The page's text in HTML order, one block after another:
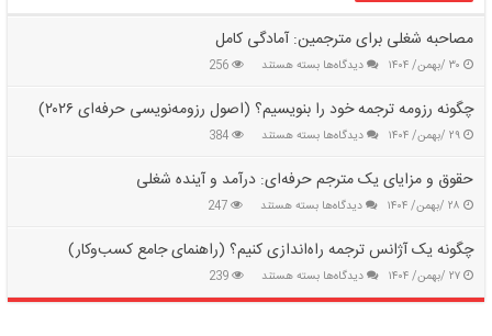
مصاحبه شغلی برای مترجمین: آمادگی کامل
۳۰ /بهمن/ ۱۴۰۴ دیدگاه‌هابرای
شغلی
برای
مترجمین:
کامل
بسته هستند 256
چگونه رزومه ترجمه خود را بنویسیم؟ (اصول رزومه‌نویسی حرفه‌ای ۲۰۲۶)
۲۹ /بهمن/ ۱۴۰۴ دیدگاه‌هابرای
ترجمه
خود
بنویسیم؟
رزومه‌نویسی
حرفه‌ای
بسته هستند 384
حقوق و مزایای یک مترجم حرفه‌ای: درآمد و آینده شغلی
۲۸ /بهمن/ ۱۴۰۴ دیدگاه‌هابرای
و
مزایای
یک
مترجم
بسته هستند 247
چگونه یک آژانس ترجمه راه‌اندازی کنیم؟ (راهنمای جامع کسب‌وکار)
۲۷ /بهمن/ ۱۴۰۴ دیدگاه‌هابرای
چگونه
بسته هستند 239